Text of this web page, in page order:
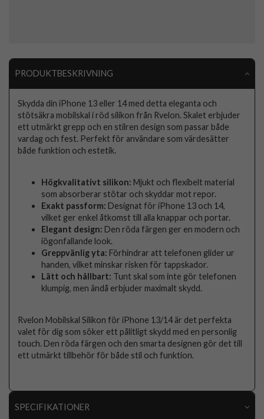
PRODUKTBESKRIVNING
Skydda din iPhone 13 eller 14 med detta eleganta och
stötsäkra mobilskal i röd silikon från Rvelon. Skalet erbjuder
ett utmärkt grepp och en stilren design som passar både
vardag och fest. Perfekt för användare som värdesätter
både funktion och estetik.
Högkvalitativt silikon: Mjukt och flexibelt material
som absorberar stötar och skyddar mot repor.
Exakt passform: Designat för iPhone 13 och 14,
vilket ger enkel åtkomst till alla knappar och portar.
Elegant design: Den röda färgen ger en modern och
iögonfallande look.
Greppvänlig yta: Förhindrar att telefonen glider ur
handen, vilket minskar risken för tappskador.
Lätt och hållbart: Tunt skal som inte gör telefonen
klumpig, men ändå erbjuder maximalt skydd.
Rvelon Mobilskal Silikon för iPhone 13/14 är det perfekta
valet för dig som söker ett pålitligt skydd med en personlig
touch. Den röda färgen och den smarta designen gör det till
ett utmärkt tillbehör för både stil och funktion.
SPECIFIKATIONER